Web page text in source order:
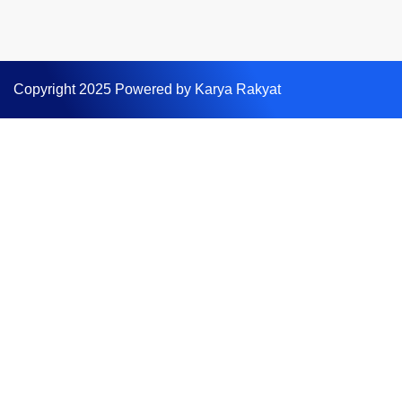
Copyright 2025 Powered by Karya Rakyat